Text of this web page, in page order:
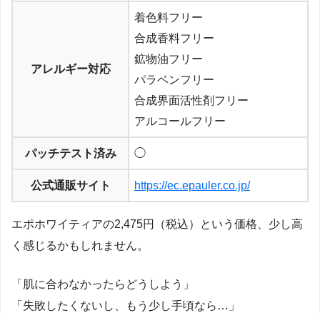
アレルギー対応
着色料フリー
合成香料フリー
鉱物油フリー
パラベンフリー
合成界面活性剤フリー
アルコールフリー
パッチテスト済み ◯
公式通販サイト https://ec.epauler.co.jp/
エポホワイティアの2,475円（税込）という価格、少し高
く感じるかもしれません。
「肌に合わなかったらどうしよう」
「失敗したくないし、もう少し手頃なら…」